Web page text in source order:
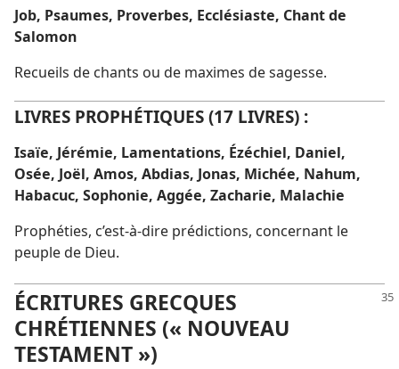
Job, Psaumes, Proverbes, Ecclésiaste, Chant de
Salomon
Recueils de chants ou de maximes de sagesse.
LIVRES PROPHÉTIQUES (17 LIVRES) :
Isaïe, Jérémie, Lamentations, Ézéchiel, Daniel,
Osée, Joël, Amos, Abdias, Jonas, Michée, Nahum,
Habacuc, Sophonie, Aggée, Zacharie, Malachie
Prophéties, c’est-à-dire prédictions, concernant le
peuple de Dieu.
ÉCRITURES GRECQUES
CHRÉTIENNES (« NOUVEAU
TESTAMENT »)